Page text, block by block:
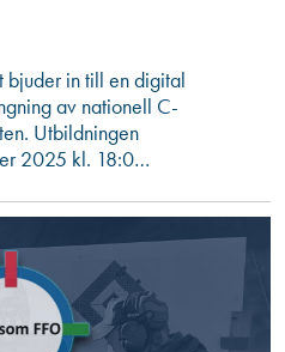
bjuder in till en digital
av nationell C-
Utbildningen
2025 kl. 18:0…